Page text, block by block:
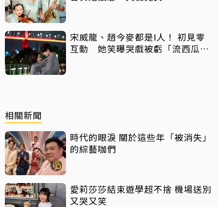
宋威龍、趙今麥都是I人！ 初見零
互動 她笑曝哭戲被虧「流西瓜
相關新聞
時代的眼淚 關於這些年「被消失」
的綜藝咖們
愛莉莎莎結束遊學超不捨 機場送別
又哭又笑